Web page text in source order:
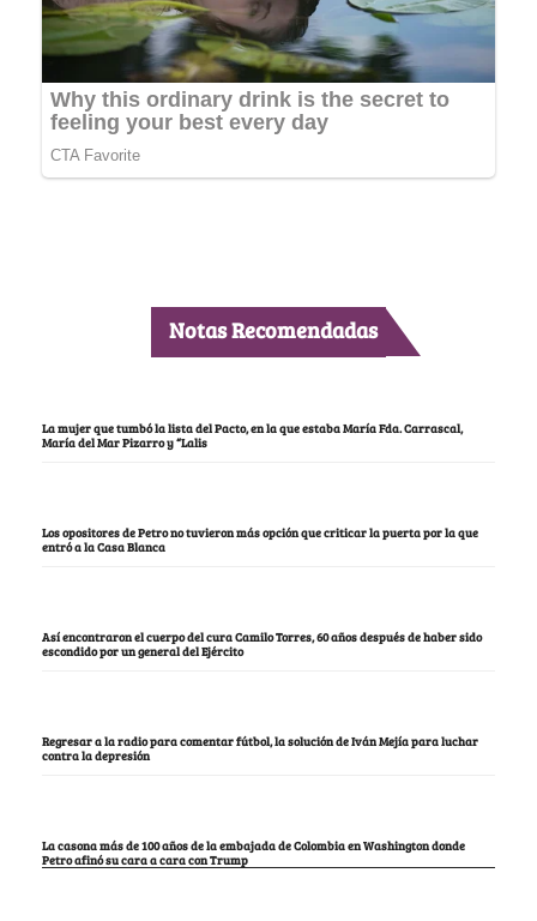
Notas Recomendadas
La mujer que tumbó la lista del Pacto, en la que estaba María Fda. Carrascal,
María del Mar Pizarro y “Lalis
Los opositores de Petro no tuvieron más opción que criticar la puerta por la que
entró a la Casa Blanca
Así encontraron el cuerpo del cura Camilo Torres, 60 años después de haber sido
escondido por un general del Ejército
Regresar a la radio para comentar fútbol, la solución de Iván Mejía para luchar
contra la depresión
La casona más de 100 años de la embajada de Colombia en Washington donde
Petro afinó su cara a cara con Trump